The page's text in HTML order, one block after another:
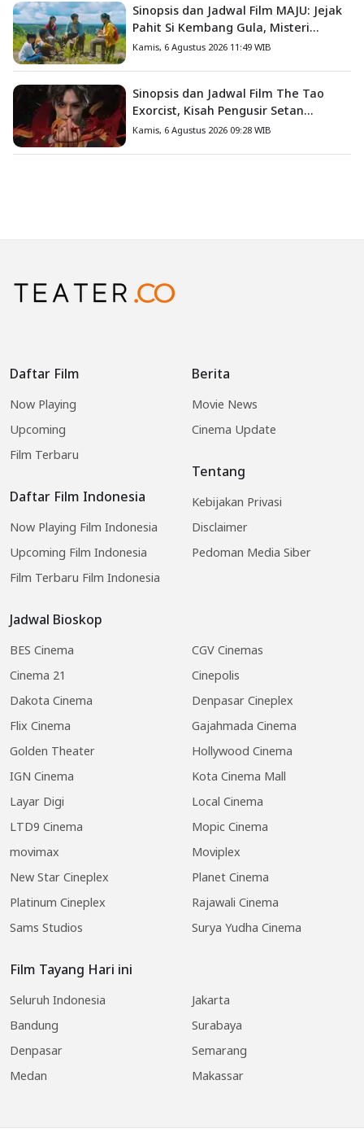
Sinopsis dan Jadwal Film MAJU: Jejak
Pahit Si Kembang Gula, Misteri
Hilangnya Bagas di Lokasi Jambore
Kamis, 6 Agustus 2026 11:49 WIB
Sinopsis dan Jadwal Film The Tao
Exorcist, Kisah Pengusir Setan
Melawan Kutukan Mematikan
Kamis, 6 Agustus 2026 09:28 WIB
Daftar Film
Now Playing
Upcoming
Film Terbaru
Daftar Film Indonesia
Now Playing Film Indonesia
Upcoming Film Indonesia
Film Terbaru Film Indonesia
Jadwal Bioskop
BES Cinema
CGV Cinemas
Cinema 21
Cinepolis
Dakota Cinema
Denpasar Cineplex
Flix Cinema
Gajahmada Cinema
Golden Theater
Hollywood Cinema
IGN Cinema
Kota Cinema Mall
Layar Digi
Local Cinema
LTD9 Cinema
Mopic Cinema
movimax
Moviplex
New Star Cineplex
Planet Cinema
Platinum Cineplex
Rajawali Cinema
Sams Studios
Surya Yudha Cinema
Film Tayang Hari ini
Seluruh Indonesia
Jakarta
Bandung
Surabaya
Denpasar
Semarang
Medan
Makassar
Berita
Movie News
Cinema Update
Tentang
Kebijakan Privasi
Disclaimer
Pedoman Media Siber